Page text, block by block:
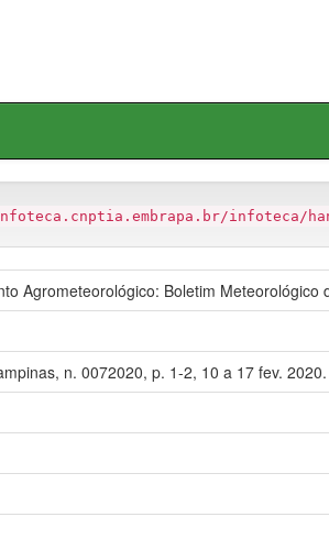
infoteca/
Agrometeorológico: Boletim Meteorológico
n. 0072020, p. 1-2, 10 a 17 fev. 2020.